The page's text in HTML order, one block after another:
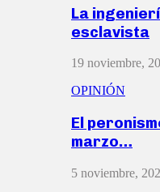
La
esclavista
19 noviembre,
OPINIÓN
El
marzo…
5 noviembre,